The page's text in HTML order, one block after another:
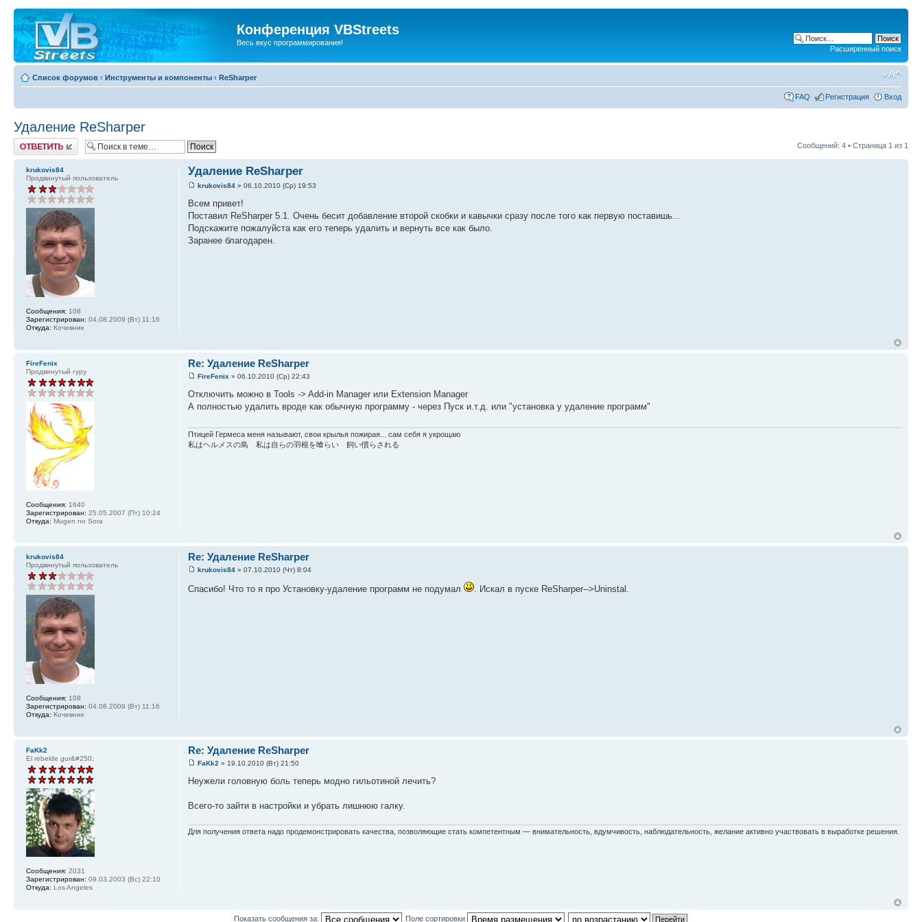
Конференция VBStreets
Весь вкус программирования!
Расширенный поиск
Список форумов ‹ Инструменты и компоненты ‹ ReSharper
FAQ Регистрация Вход
Удаление ReSharper
Ответить Сообщений: 4 • Страница 1 из 1
krukovis84
Продвинутый пользователь
Сообщения: 108
Зарегистрирован: 04.08.2009 (Вт) 11:16
Откуда: Кочевник
Удаление ReSharper
krukovis84» 06.10.2010 (Ср) 19:53
Всем привет!
Поставил ReSharper 5.1. Очень бесит добавление второй скобки и кавычки сразу после того как первую поставишь...
Подскажите пожалуйста как его теперь удалить и вернуть все как было.
Заранее благодарен.
FireFenix
Продвинутый гуру
Сообщения: 1640
Зарегистрирован: 25.05.2007 (Пт) 10:24
Откуда: Mugen no Sora
Re: Удаление ReSharper
FireFenix » 06.10.2010 (Ср) 22:43
Отключить можно в Tools -> Add-in Manager или Extension Manager
А полностью удалить вроде как обычную программу - через Пуск и.т.д. или "установка у удаление программ"
Птицей Гермеса меня называют, свои крылья пожирая... сам себя я укрощаю
私はヘルメスの鳥 私は自らの羽根を喰らい 飼い慣らされる
krukovis84
Продвинутый пользователь
Сообщения: 108
Зарегистрирован: 04.08.2009 (Вт) 11:16
Откуда: Кочевник
Re: Удаление ReSharper
krukovis84» 07.10.2010 (Чт) 8:04
Спасибо! Что то я про Установку-удаление программ не подумал . Искал в пуске ReSharper-->Uninstal.
FaKk2
El rebelde gur&#250;
Сообщения: 2031
Зарегистрирован: 09.03.2003 (Вс) 22:10
Откуда: Los Angeles
Re: Удаление ReSharper
FaKk2 » 19.10.2010 (Вт) 21:50
Неужели головную боль теперь модно гильотиной лечить?
Всего-то зайти в настройки и убрать лишнюю галку.
Для получения ответа надо продемонстрировать качества, позволяющие стать компетентным — внимательность, вдумчивость, наблюдательность, желание активно участвовать в выработке решения.
Показать сообщения за: Поле сортировки